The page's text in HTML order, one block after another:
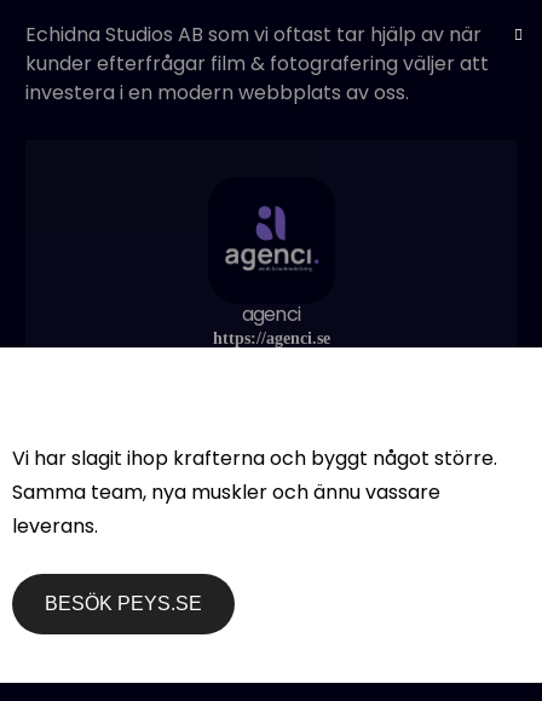
Echidna Studios AB som vi oftast tar hjälp av när
kunder efterfrågar film & fotografering väljer att
investera i en modern webbplats av oss.
agenci
https://agenci.se
PREVIOUS ARTICLE
UngDrive Academy
NEXT ARTICLE
Vi har slagit ihop krafterna och byggt något större.
Samma team, nya muskler och ännu vassare
leverans.
BESÖK PEYS.SE